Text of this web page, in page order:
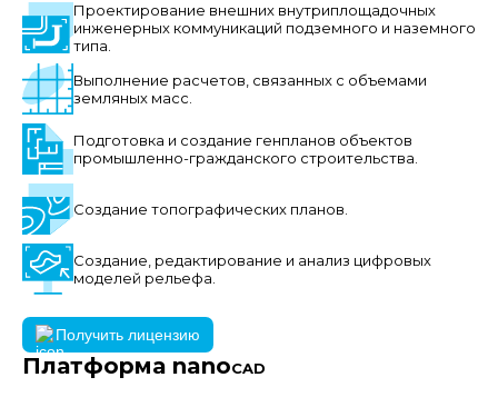
Проектирование внешних внутриплощадочных
инженерных коммуникаций подземного и наземного
типа.
Выполнение расчетов, связанных с объемами
земляных масс.
Подготовка и создание генпланов объектов
промышленно-гражданского строительства.
Создание топографических планов.
Создание, редактирование и анализ цифровых
моделей рельефа.
Получить лицензию
Платформа nanoCAD